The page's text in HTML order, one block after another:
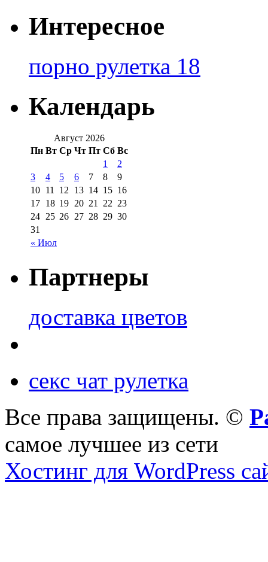
Интересное
порно рулетка 18
Календарь
Август 2026
Пн Вт Ср Чт Пт Сб Вс
« Июл
1
2
3
4 5 6 7 8
9
10 11 12 13 14 15 16
17 18 19 20 21 22 23
24 25 26 27 28 29 30
31
Партнеры
доставка цветов
секс чат рулетка
Все права защищены. ©
самое лучшее из сети
Хостинг для WordPress